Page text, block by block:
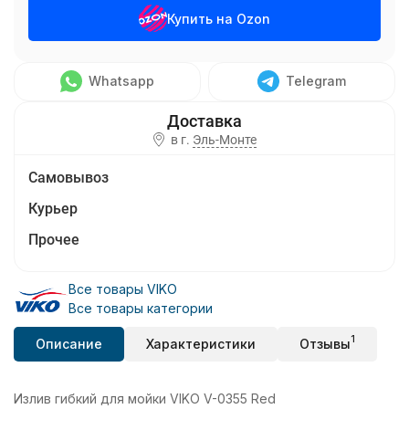
Купить на Ozon
Whatsapp Telegram
в г. Эль-Монте
Самовывоз
Курьер
Прочее
Все товары VIKO
Все товары категории
Описание Характеристики Отзывы1
Излив гибкий для мойки VIKO V-0355 Red